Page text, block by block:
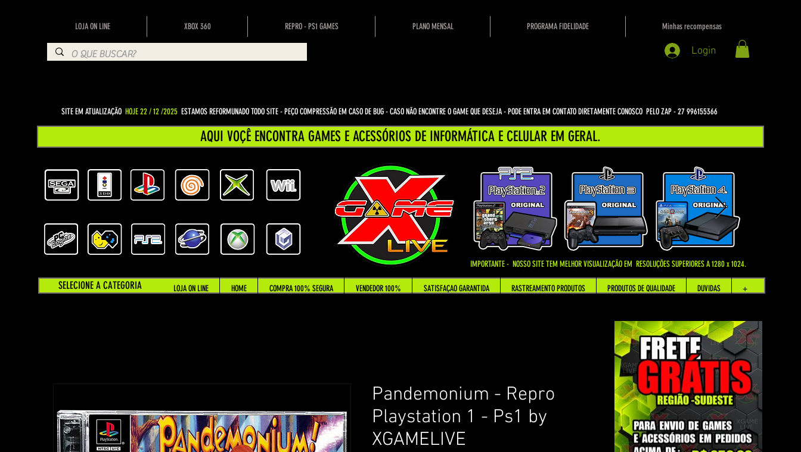
LOJA ON LINE XBOX 360 REPRO - PS1 GAMES PLANO MENSAL PROGRAMA FIDELIDADE Minhas recompensas
Login
Pandemonium - Repro
Playstation 1 - Ps1 by
XGAMELIVE
SELECIONE A CATEGORIA
IMPORTANTE - NOSSO SITE TEM MELHOR VISUALIZAÇÃO EM RESOLUÇÕES SUPERIORES A 1280 x 1024.
AQUI VOÇÊ ENCONTRA GAMES E ACESSÓRIOS DE INFORMÁTICA E CELULAR EM GERAL.
SITE EM ATUALIZAÇÃO HOJE 22 / 12 /2025 ESTAMOS REFORMUNADO TODO SITE - PEÇO COMPRESSÃO EM CASO DE BUG- CASO NÃO ENCONTRE O GAME QUE DESEJA - PODE ENTRA EM CONTATO DIRETAMENTE CONOSCO PELO ZAP - 27 996155366
LOJA ON LINE HOME COMPRA 100% SEGURA VENDEDOR 100% SATISFAÇAO GARANTIDA RASTREAMENTO PRODUTOS PRODUTOS DE QUALIDADE DUVIDAS +